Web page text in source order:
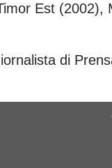
Est (2002),
di